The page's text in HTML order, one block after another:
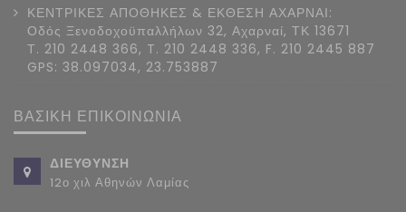
ΚΕΝΤΡΙΚΕΣ ΑΠΟΘΗΚΕΣ & ΕΚΘΕΣΗ ΑΧΑΡΝΑΙ:
Οδός Ξενοδοχοϋπαλλήλων 32, Αχαρναί, ΤΚ 13671
Τ. 210 2448 366, T. 210 2448 336, F. 210 2445 887
GPS: 38.097034, 23.753887
ΒΑΣΙΚΗ ΕΠΙΚΟΙΝΩΝΙΑ
ΔΙΕΥΘΥΝΣΗ
12ο χιλ Αθηνών Λαμίας